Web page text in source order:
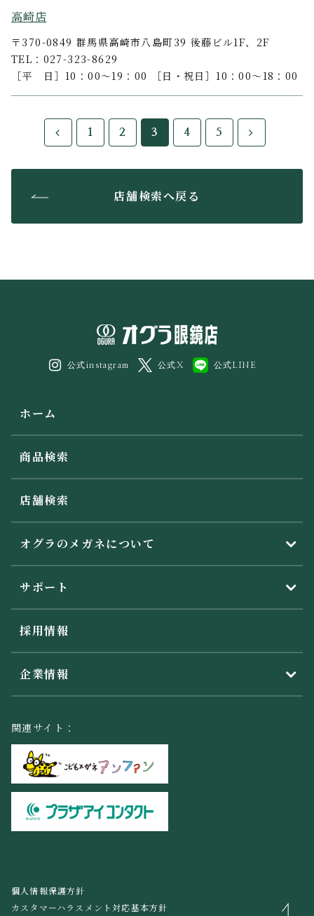
高崎店
〒370-0849 群馬県高崎市八島町39 後藤ビル1F、2F
TEL：027-323-8629
［平 日］10：00～19：00 ［日・祝日］10：00～18：00
1 2 3 4 5
店舗検索へ戻る
公式instagram 公式X 公式LINE
ホーム
商品検索
店舗検索
オグラのメガネについて
サポート
採用情報
企業情報
関連サイト：
個人情報保護方針
カスタマーハラスメント対応基本方針